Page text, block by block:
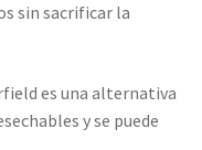
sin sacrificar la
es una alternativa
y se puede